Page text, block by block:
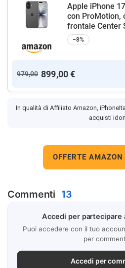
Apple iPhone
con ProMotion,
frontale Center
−8%
979,00 899,00 €
In qualità di Affiliato Amazon,
acquisti
OFFERTE AMAZON
Commenti 13
Accedi per partecipare
Puoi accedere con il tuo
per
Accedi per